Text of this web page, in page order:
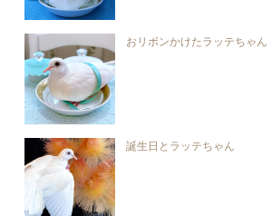
おリボンかけたラッテちゃん
誕生日とラッテちゃん